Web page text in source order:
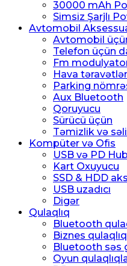
30000 mAh
Simsiz Şarjlı
Avtomobil
Avtomobil
Telefon üçün
Fm
Hava
Parking
Aux Bluetooth
Qoruyucu
Sürücü üçün
Təmizlik və
Kompüter və Ofis
USB və PD Hub
Kart Oxuyucu
SSD & HDD
USB uzadıcı
Digər
Qulaqlıq
Bluetooth
Biznes qulaqlıq
Bluetooth səs
Oyun